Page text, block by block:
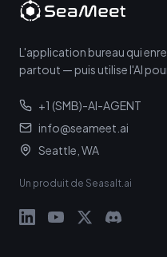
L'application bureau qui
partout — puis utilise l'AI
+1 (SMB)-AI-AGENT
info@seameet.ai
Seattle, WA
Un produit de Seasalt.ai